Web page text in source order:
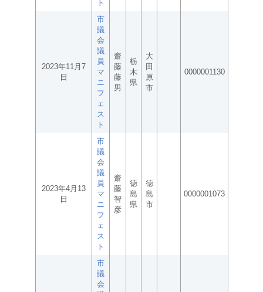
ト
2023年11月7
日
市
議
会
議
員
マ
ニ
フ
ェ
ス
ト
齋
藤
藤
男
栃
木
県
大
田
原
市
0000001130
2023年4月13
日
市
議
会
議
員
マ
ニ
フ
ェ
ス
ト
齋
藤
智
彦
徳
島
県
徳
島
市
0000001073
市
議
会